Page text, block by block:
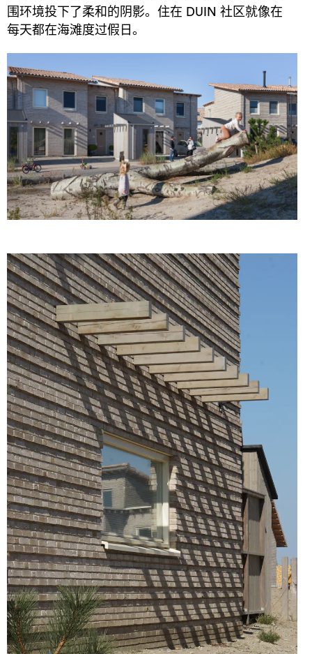
围环境投下了柔和的阴影。住在 DUIN 社区就像在
每天都在海滩度过假日。